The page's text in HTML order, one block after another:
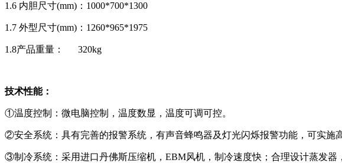
1.6 内胆尺寸(mm)：1000*700*1300
1.7 外型尺寸(mm)：1260*965*1975
1.8产品重量： 320kg
技术性能：
①温度控制：微电脑控制，温度数显，温度可调可控。
②安全系统：具有完善的报警系统，有声音蜂鸣器及灯光闪烁报警功能，可实施
③制冷系统：采用进口丹佛斯压缩机，EBM风机，制冷速度快；合理设计蒸发器